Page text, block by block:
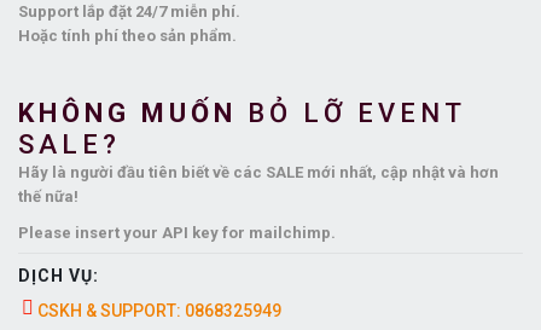
Support lắp đặt 24/7 miễn phí.
Hoặc tính phí theo sản phẩm.
KHÔNG MUỐN
BỎ LỠ EVENT
SALE?
Hãy là người đầu tiên biết về các SALE mới nhất, cập nhật và hơn
thế nữa!
Please insert your API key for mailchimp.
DỊCH VỤ:
CSKH & SUPPORT: 0868325949